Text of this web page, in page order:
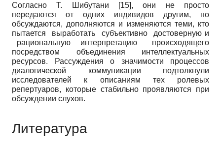
Согласно Т. Шибутани [15], они не просто
передаются от одних индивидов другим, но
обсуждаются, дополняются и изменяются теми, кто
пытается выработать субъективно достоверную и
рациональную интерпретацию происходящего
посредством объединения интеллектуальных
ресурсов. Рассуждения о значимости процессов
диалогической коммуникации подтолкнули
исследователей к описаниям тех ролевых
репертуаров, которые стабильно проявляются при
обсуждении слухов.
Литература